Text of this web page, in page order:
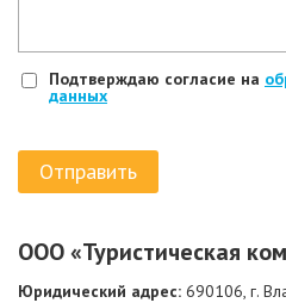
Подтверждаю согласие на
данных
OOO «Туристическая
Юридический адрес: 690106, г.